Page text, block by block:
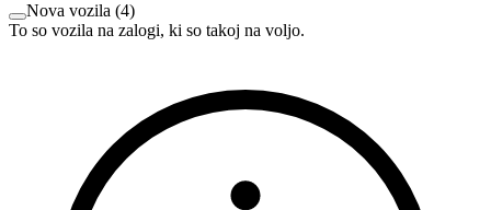
Nova vozila (4)
To so vozila na zalogi, ki so takoj na voljo.